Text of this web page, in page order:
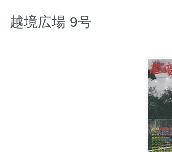
越境広場 9号